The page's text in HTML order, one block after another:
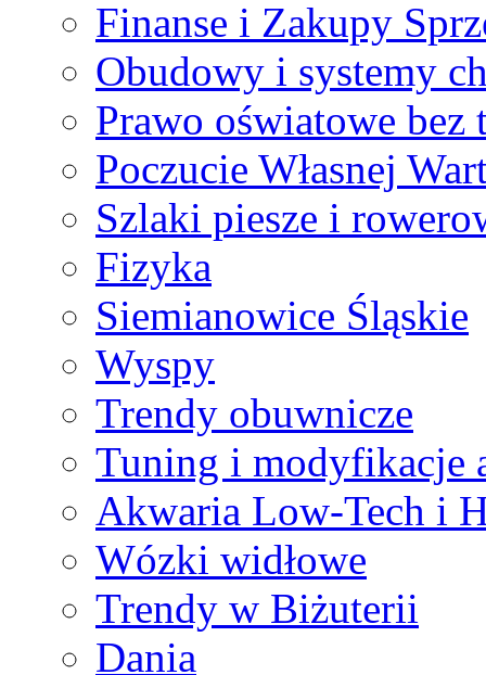
Finanse i Zakupy
Obudowy i systemy
Prawo oświatowe bez
Poczucie Własnej
Szlaki piesze i
Fizyka
Siemianowice Śląskie
Wyspy
Trendy obuwnicze
Tuning i modyfikacje
Akwaria Low-Tech i
Wózki widłowe
Trendy w Biżuterii
Dania